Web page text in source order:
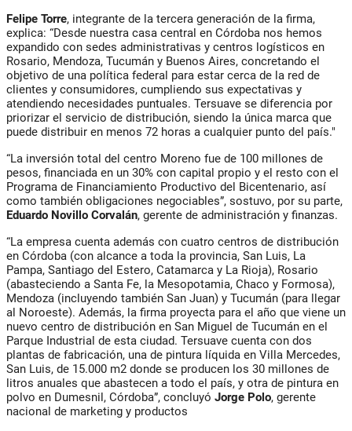
Felipe Torre, integrante de la tercera generación de la firma,
explica: “Desde nuestra casa central en Córdoba nos hemos
expandido con sedes administrativas y centros logísticos en
Rosario, Mendoza, Tucumán y Buenos Aires, concretando el
objetivo de una política federal para estar cerca de la red de
clientes y consumidores, cumpliendo sus expectativas y
atendiendo necesidades puntuales. Tersuave se diferencia por
priorizar el servicio de distribución, siendo la única marca que
puede distribuir en menos 72 horas a cualquier punto del país."
“La inversión total del centro Moreno fue de 100 millones de
pesos, financiada en un 30% con capital propio y el resto con el
Programa de Financiamiento Productivo del Bicentenario, así
como también obligaciones negociables”, sostuvo, por su parte,
Eduardo Novillo Corvalán, gerente de administración y finanzas.
“La empresa cuenta además con cuatro centros de distribución
en Córdoba (con alcance a toda la provincia, San Luis, La
Pampa, Santiago del Estero, Catamarca y La Rioja), Rosario
(abasteciendo a Santa Fe, la Mesopotamia, Chaco y Formosa),
Mendoza (incluyendo también San Juan) y Tucumán (para llegar
al Noroeste). Además, la firma proyecta para el año que viene un
nuevo centro de distribución en San Miguel de Tucumán en el
Parque Industrial de esta ciudad. Tersuave cuenta con dos
plantas de fabricación, una de pintura líquida en Villa Mercedes,
San Luis, de 15.000 m2 donde se producen los 30 millones de
litros anuales que abastecen a todo el país, y otra de pintura en
polvo en Dumesnil, Córdoba”, concluyó Jorge Polo, gerente
nacional de marketing y productos